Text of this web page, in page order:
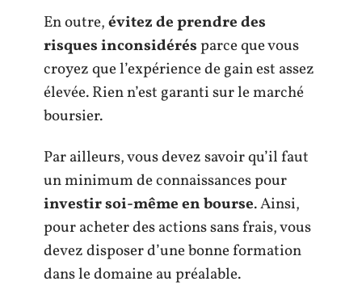
En outre,évitez de prendre des
risques inconsidérésparce que vous
croyez que l’expérience de gain est assez
élevée. Rien n’est garanti sur le marché
boursier.
Par ailleurs, vous devez savoir qu’il faut
un minimum de connaissances pour
investir soi-même en bourse. Ainsi,
pour acheter des actions sans frais, vous
devez disposer d’une bonne formation
dans le domaine au préalable.